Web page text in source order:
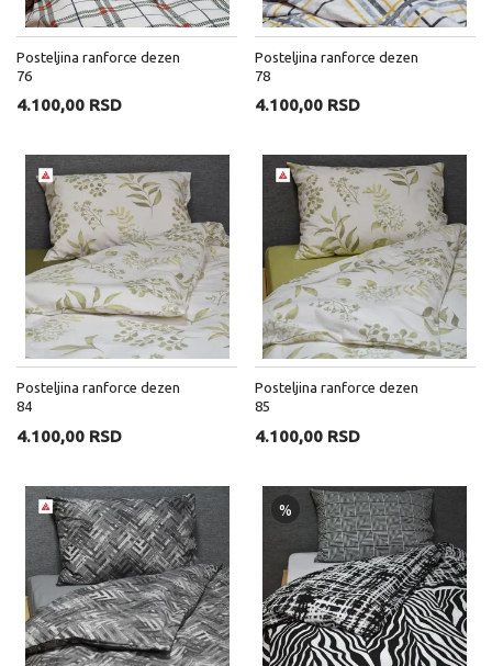
Posteljina ranforce dezen
76
4.100,00 RSD
Posteljina ranforce dezen
78
4.100,00 RSD
Posteljina ranforce dezen
84
4.100,00 RSD
Posteljina ranforce dezen
85
4.100,00 RSD
%